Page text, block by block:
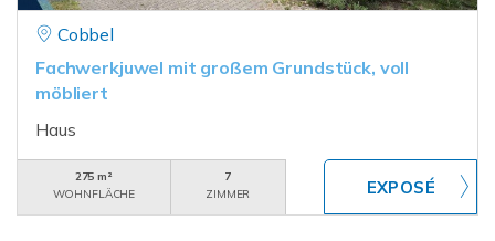
Cobbel
Fachwerkjuwel mit großem Grundstück, voll
möbliert
Haus
275 m²
WOHNFLÄCHE
7
ZIMMER